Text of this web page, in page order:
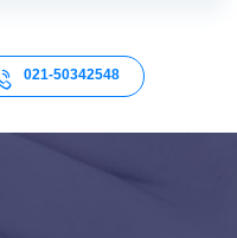
021-50342548